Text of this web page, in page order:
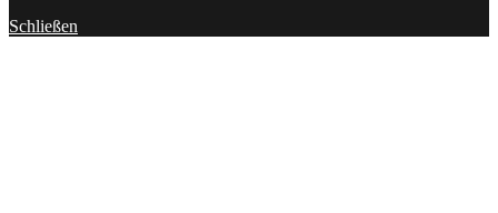
Schließen